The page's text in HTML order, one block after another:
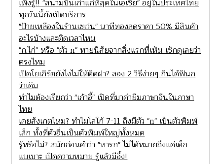
เพิ่งรู้!! "สนามบินเก่าแก่ที่สุดในเอเชีย" อยู่ในประเทศไทย
ทุกวันนี้ยังเปิดบริการ
"ป้ายเหลืองในร้านเซเว่น" นาทีทองลดราคา 50% มีสินค้า
อะไรบ้างและติดเวลาไหน
"ก.ไก่" หรือ "ตัว n" ทายนิสัยจากสิ่งแรกที่เห็น เช็กดูเลยว่า
ตรงไหม
เปิดโยเกิร์ตยังไงไม่ให้ติดฝา? ลอง 2 วิธีง่ายๆ กินได้ฟินก
ว่าเดิม
ทำไมต้องเรียกว่า "เก้าอี้" เปิดที่มาคำยืมภาษาจีนในภาษา
ไทย
เคยสังเกตไหม? ทำไมโลโก้ 7-11 ถึงมีตัว "n" เป็นตัวพิมพ์
เล็ก ทั้งที่ตัวอื่นเป็นตัวพิมพ์ใหญ่ทั้งหมด
รู้หรือไม่? สมัยก่อนคำว่า "ทารก" ไม่ได้หมายถึงแค่เด็ก
แบเบาะ เปิดความหมาย รู้แล้วมีอึ้ง!